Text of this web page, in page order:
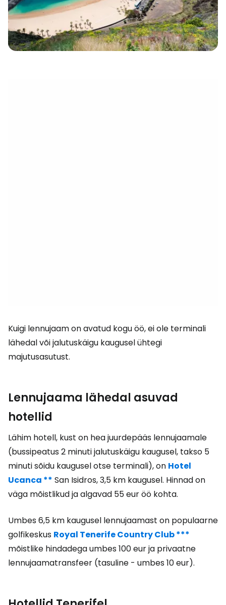
Kuigi lennujaam on avatud kogu öö, ei ole terminali
lähedal või jalutuskäigu kaugusel ühtegi
majutusasutust.
Lennujaama lähedal asuvad
hotellid
Lähim hotell, kust on hea juurdepääs lennujaamale
(bussipeatus 2 minuti jalutuskäigu kaugusel, takso 5
minuti sõidu kaugusel otse terminali), on Hotel
Ucanca ** San Isidros, 3,5 km kaugusel. Hinnad on
väga mõistlikud ja algavad 55 eur öö kohta.
Umbes 6,5 km kaugusel lennujaamast on populaarne
golfikeskus Royal Tenerife Country Club ***
mõistlike hindadega umbes 100 eur ja privaatne
lennujaamatransfeer (tasuline - umbes 10 eur).